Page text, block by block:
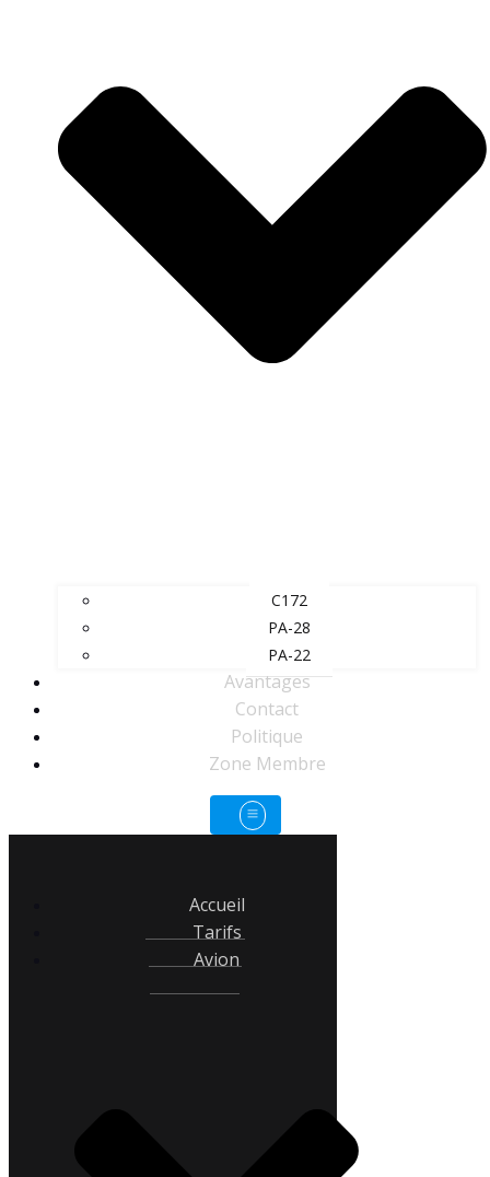
C172
PA-28
PA-22
Avantages
Contact
Politique
Zone Membre
Accueil
Tarifs
Avion